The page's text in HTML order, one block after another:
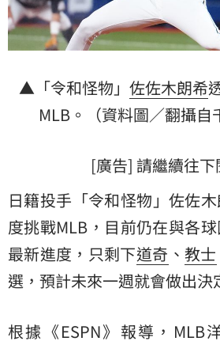
▲「令和怪物」 佐佐木朗希
MLB。（資料圖／翻攝自
[廣告] 請繼續往
日籍投手「令和怪物」佐佐
度挑戰MLB，目前仍在與各
最新進度，只剩下道奇 、 教士
選，預計未來一週就會做出決
根據《ESPN》報導，MLB